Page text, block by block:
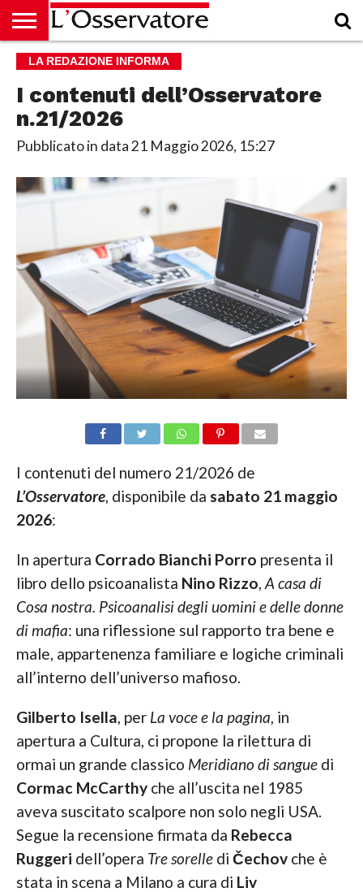
HOME
CULTURA
ECONOMIA
RUBRICHE
ARCHIVIO
PODCAST
ABBONAMENTO
CHI
ACCEDI
LA REDAZIONE INFORMA
I contenuti dell’Osservatore
n.21/2026
Pubblicato in data21 Maggio 2026, 15:27
I contenuti del numero 21/2026 de
L’Osservatore, disponibile da sabato 21 maggio
2026:
In apertura Corrado Bianchi Porro presenta il
libro dello psicoanalista Nino Rizzo A casa di
Cosa nostra. Psicoanalisi degli uomini e delle donne
di mafia: una riflessione sul rapporto tra bene e
male, appartenenza familiare e logiche criminali
all’interno dell’universo mafioso.
Gilberto Isella , per La voce e la pagina , in
apertura a Cultura, ci propone la rilettura di
ormai un grande classico Meridiano di sanguedi
Cormac McCarthyche all’uscita nel 1985
aveva suscitato scalpore non solo negli USA.
Segue la recensione firmata da Rebecca
Ruggeri dell’opera Tre sorelledi Čechovche è
stata in scena a Milano a cura di Liv